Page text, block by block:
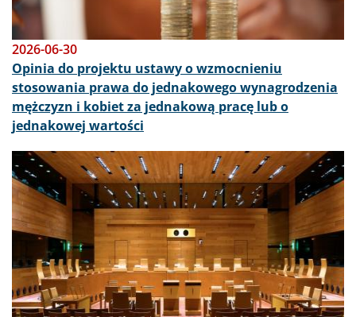
2026-06-30
Opinia do projektu ustawy o wzmocnieniu
stosowania prawa do jednakowego wynagrodzenia
mężczyzn i kobiet za jednakową pracę lub o
jednakowej wartości
Obraz